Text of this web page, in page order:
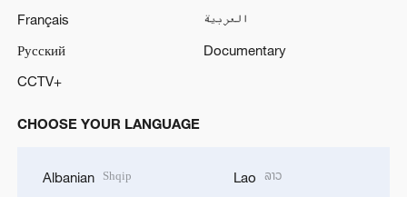
Français
العربية
Русский
Documentary
CCTV+
CHOOSE YOUR LANGUAGE
Albanian Shqip Lao ລາວ